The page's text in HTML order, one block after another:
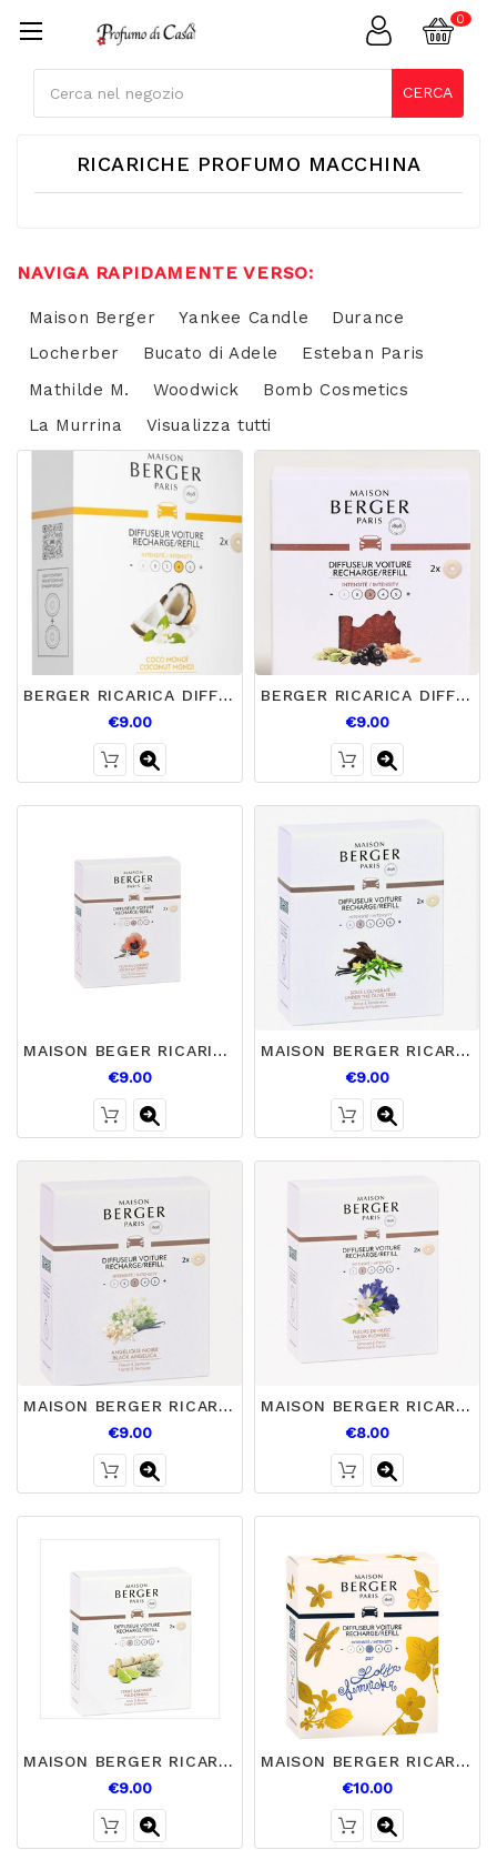
CERCA
RICARICHE PROFUMO MACCHINA
NAVIGA RAPIDAMENTE VERSO:
Maison Berger Yankee Candle
Durance
Locherber
Bucato di Adele
Esteban Paris
Mathilde M.
Woodwick
Bomb Cosmetics
La Murrina
Visualizza tutti
BERGER RICARICA DIFFUSORE AUTO COCO MONOI
€9.00
BERGER RICARICA DIFFUSORE AUTO CUOIO CUIR
€9.00
MAISON BEGER RICARICA X2 MACCHINA VELOURS
€9.00
MAISON BERGER RICARICA X2 MACCHINA SOUS OLIVERAIE
€9.00
MAISON BERGER RICARICA X2 DIFFUSORE AUTO ANGELIQUE NOIRE
€9.00
MAISON BERGER RICARICA X2 DIFFUSORE AUTO FLEUR DE MUSC
€8.00
MAISON BERGER RICARICA X2 DIFFUSORE AUTO TERRE SAUVAGE
€9.00
MAISON BERGER RICARICA X2 DIFFUSORE AUTO LOLITA
€10.00